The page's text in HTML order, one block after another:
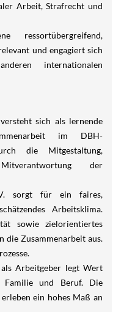
Arbeit, Strafrecht und
ressortübergreifend,
und engagiert sich
internationalen
sich als lernende
im DBH-
die Mitgestaltung,
der
sorgt für ein faires,
Arbeitsklima.
sowie zielorientiertes
die Zusammenarbeit aus.
Arbeitgeber legt Wert
und Beruf. Die
ein hohes Maß an